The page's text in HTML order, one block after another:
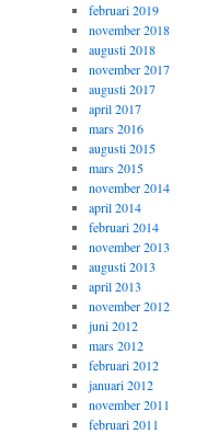
februari 2019
november 2018
augusti 2018
november 2017
augusti 2017
april 2017
mars 2016
augusti 2015
mars 2015
november 2014
april 2014
februari 2014
november 2013
augusti 2013
april 2013
november 2012
juni 2012
mars 2012
februari 2012
januari 2012
november 2011
februari 2011